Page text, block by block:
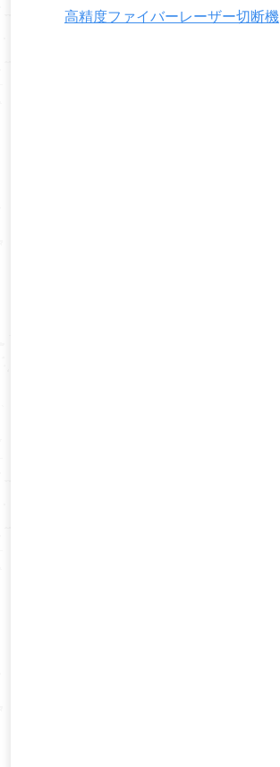
高精度ファイバーレーザー切断機